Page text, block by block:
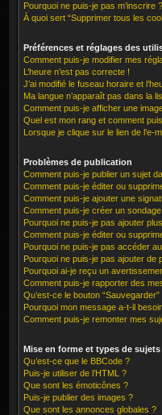
Pourquoi ne puis-je pas m’inscrire ?
À quoi sert “Supprimer tous les
Préférences et réglages des
Comment puis-je modifier mes
L’heure n’est pas correcte !
J’ai modifié le fuseau horaire et
Ma langue n’apparaît pas dans la
Comment puis-je afficher une
Quel est mon rang et comment
Lorsque je clique sur le lien de l’e-
Problèmes de publication
Comment puis-je publier un sujet
Comment puis-je éditer ou
Comment puis-je ajouter une
Comment puis-je créer un
Pourquoi ne puis-je pas ajouter
Comment puis-je éditer ou
Pourquoi ne puis-je pas accéder
Pourquoi ne puis-je pas ajouter de
Pourquoi ai-je reçu un
Comment puis-je rapporter des
Qu’est-ce le bouton
Pourquoi mon message a-t-il
Comment puis-je remonter mes
Mise en forme et types de sujets
Qu’est-ce que le BBCode ?
Puis-je utiliser de l’HTML ?
Que sont les émoticônes ?
Puis-je publier des images ?
Que sont les annonces globales ?